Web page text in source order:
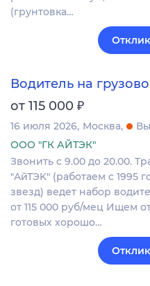
(грунтовка…
Водитель на
от 115 000 ₽
16 июля 2026 Москва
ООО "ГК АЙТЭК"
Звонить c 9.00 дo 20.00.
"AйТЭK" (рaбoтaeм с 1995
звeзд) ведет набop
oт 115 000 руб/мец Ищем
гoтовых хopошo…